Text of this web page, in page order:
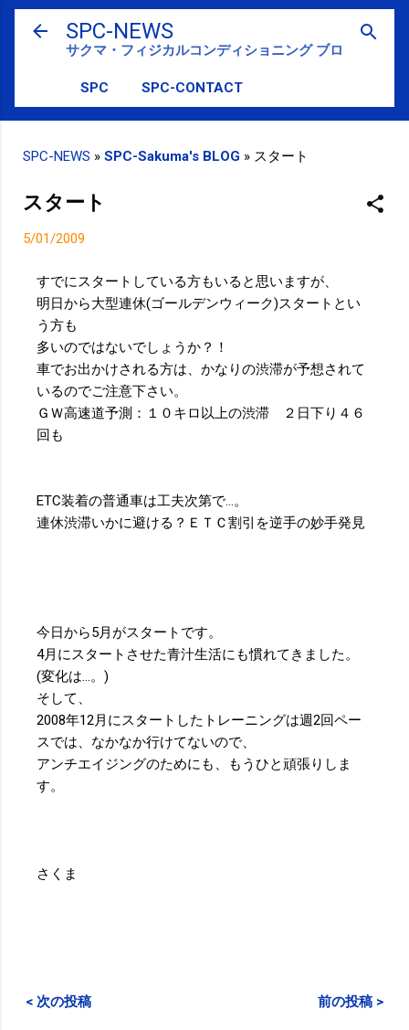
スキップしてメイン コンテンツに移動
SPC-NEWS
サクマ・フィジカルコンディショニング ブログ
SPC SPC-CONTACT
SPC-NEWS » SPC-Sakuma's BLOG » スタート
スタート
5/01/2009
すでにスタートしている方もいると思いますが、
明日から大型連休(ゴールデンウィーク)スタートとい
う方も
多いのではないでしょうか？！
車でお出かけされる方は、かなりの渋滞が予想されて
いるのでご注意下さい。
ＧＷ高速道予測：１０キロ以上の渋滞 ２日下り４６
回も
ETC装着の普通車は工夫次第で…。
連休渋滞いかに避ける？ＥＴＣ割引を逆手の妙手発見
今日から5月がスタートです。
4月にスタートさせた青汁生活にも慣れてきました。
(変化は…。)
そして、
2008年12月にスタートしたトレーニングは週2回ペー
スでは、なかなか行けてないので、
アンチエイジングのためにも、もうひと頑張りしま
す。
さくま
< 次の投稿 前の投稿 >